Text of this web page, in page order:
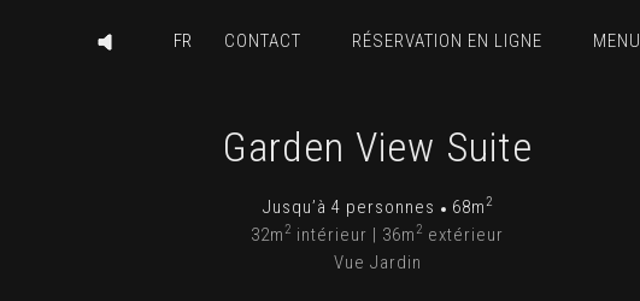
CONTACT RÉSERVATION EN LIGNE MENU
Garden View Suite
Jusqu’à 4 personnes 68m2
32m 2 intérieur | 36m 2 extérieur
Vue Jardin